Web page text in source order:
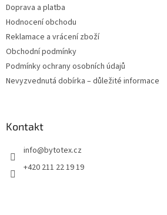
Doprava a platba
Hodnocení obchodu
Reklamace a vrácení zboží
Obchodní podmínky
Podmínky ochrany osobních údajů
Nevyzvednutá dobírka – důležité informace
Kontakt
info@bytotex.cz
+420 211 22 19 19